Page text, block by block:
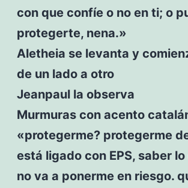
con que confíe o no en ti; o
protegerte, nena.»
Aletheia se levanta y
de un lado a otro
Jeanpaul la observa
Murmuras con acento
«protegerme? protegerme
está ligado con EPS, saber
no va a ponerme en riesgo.